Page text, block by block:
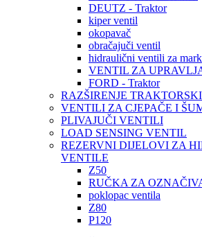
DEUTZ - Traktor
kiper ventil
okopavač
obračajuči ventil
hidraulični ventili za
VENTIL ZA
FORD - Traktor
RAZŠIRENJE
VENTILI ZA CJEPAČE I
PLIVAJUČI VENTILI
LOAD SENSING VENTIL
REZERVNI DIJELOVI ZA
VENTILE
Z50
RUČKA ZA
poklopac ventila
Z80
P120